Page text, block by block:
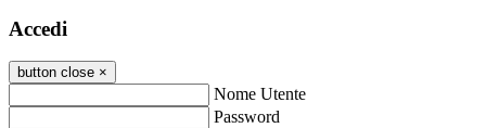
Accedi
button close ×
Nome Utente
Password